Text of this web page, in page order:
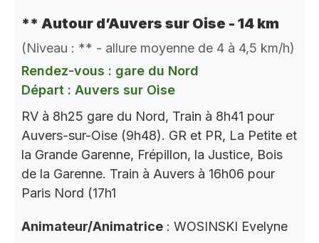
** Autour d’Auvers sur Oise - 14 km
(Niveau : ** - allure moyenne de 4 à 4,5 km/h)
Rendez-vous : gare du Nord
Départ : Auvers sur Oise
RV à 8h25 gare du Nord, Train à 8h41 pour
Auvers-sur-Oise (9h48). GR et PR, La Petite et
la Grande Garenne, Frépillon, la Justice, Bois
de la Garenne. Train à Auvers à 16h06 pour
Paris Nord (17h1
Animateur/Animatrice : WOSINSKI Evelyne